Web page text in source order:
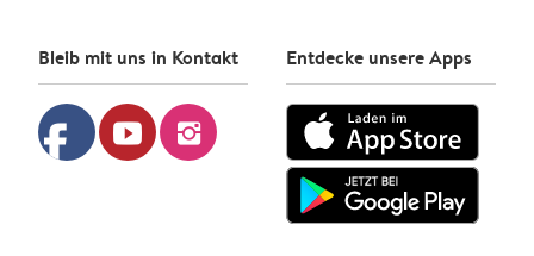
Bleib mit uns in Kontakt
facebook youtube instagram
Entdecke unsere Apps